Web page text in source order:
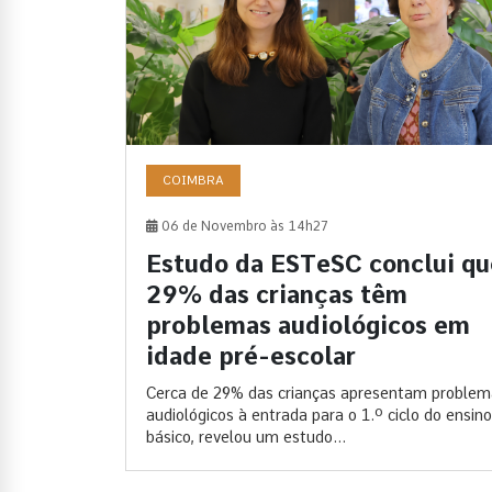
COIMBRA
06 de Novembro às 14h27
Estudo da ESTeSC conclui
29% das crianças têm
problemas audiológicos em
idade pré-escolar
Cerca de 29% das crianças apresentam
audiológicos à entrada para o 1.º ciclo do ensino
básico, revelou um estudo...